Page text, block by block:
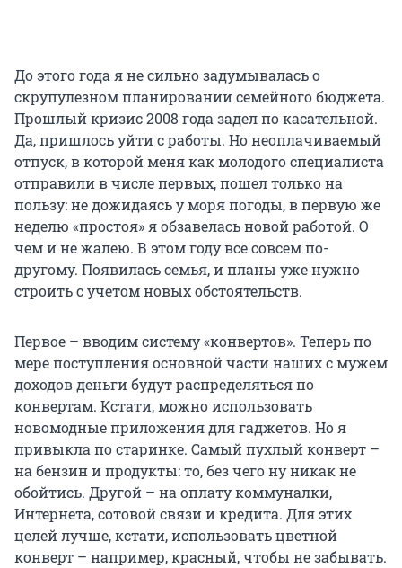
До этого года я не сильно задумывалась о
скрупулезном планировании семейного бюджета.
Прошлый кризис 2008 года задел по касательной.
Да, пришлось уйти с работы. Но неоплачиваемый
отпуск, в которой меня как молодого специалиста
отправили в числе первых, пошел только на
пользу: не дожидаясь у моря погоды, в первую же
неделю «простоя» я обзавелась новой работой. О
чем и не жалею. В этом году все совсем по-
другому. Появилась семья, и планы уже нужно
строить с учетом новых обстоятельств.
Первое – вводим систему «конвертов». Теперь по
мере поступления основной части наших с мужем
доходов деньги будут распределяться по
конвертам. Кстати, можно использовать
новомодные приложения для гаджетов. Но я
привыкла по старинке. Самый пухлый конверт –
на бензин и продукты: то, без чего ну никак не
обойтись. Другой – на оплату коммуналки,
Интернета, сотовой связи и кредита. Для этих
целей лучше, кстати, использовать цветной
конверт – например, красный, чтобы не забывать.